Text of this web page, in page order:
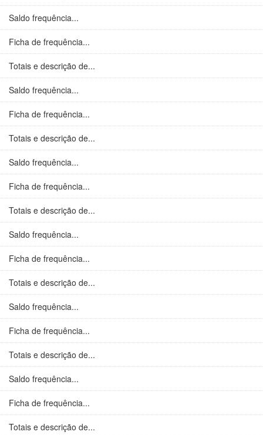
Saldo frequência...
Ficha de frequência...
Totais e descrição de...
Saldo frequência...
Ficha de frequência...
Totais e descrição de...
Saldo frequência...
Ficha de frequência...
Totais e descrição de...
Saldo frequência...
Ficha de frequência...
Totais e descrição de...
Saldo frequência...
Ficha de frequência...
Totais e descrição de...
Saldo frequência...
Ficha de frequência...
Totais e descrição de...